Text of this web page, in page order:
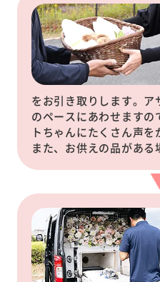
をお引き取りします。
のペースにあわせますの
トちゃんにたくさん声を
また、お供えの品がある